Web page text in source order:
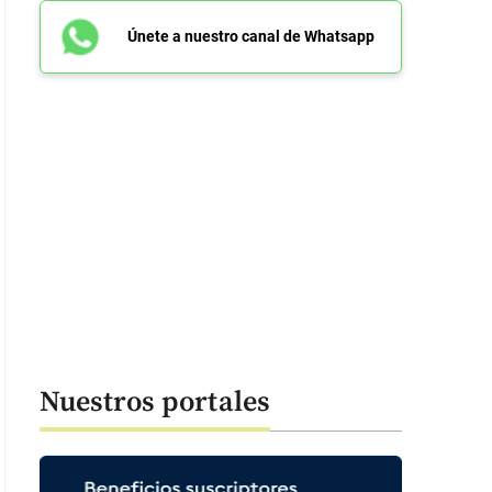
avanza el montaje de la tarima para el evento político del
supuesto uso de buses y refrigerios para atraer asistentes. FOTOS:
Únete a nuestro canal de Whatsapp
Nuestros portales